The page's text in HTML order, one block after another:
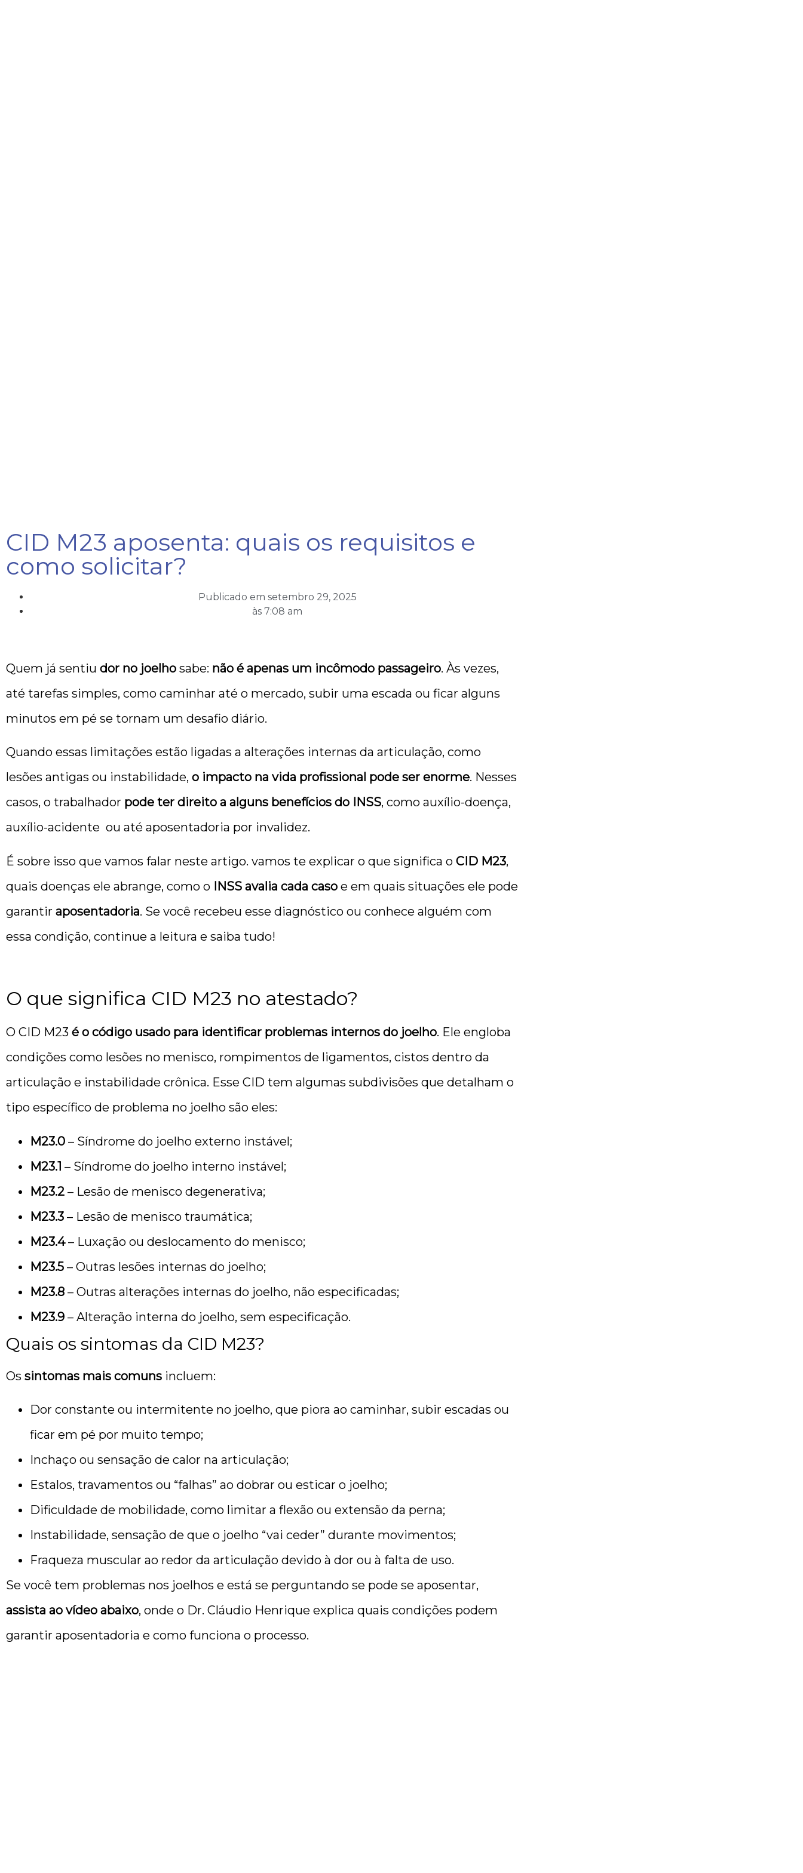
CID M23 aposenta: quais os requisitos e
como solicitar?
Publicado em setembro 29, 2025
às 7:08 am
Quem já sentiu dor no joelho sabe: não é apenas um incômodo passageiro. Às vezes,
até tarefas simples, como caminhar até o mercado, subir uma escada ou ficar alguns
minutos em pé se tornam um desafio diário.
Quando essas limitações estão ligadas a alterações internas da articulação, como
lesões antigas ou instabilidade, o impacto na vida profissional pode ser enorme. Nesses
casos, o trabalhador pode ter direito a alguns benefícios do INSS, como auxílio-doença,
auxílio-acidente ou até aposentadoria por invalidez.
É sobre isso que vamos falar neste artigo. vamos te explicar o que significa o CID M23,
quais doenças ele abrange, como o INSS avalia cada caso e em quais situações ele pode
garantir aposentadoria. Se você recebeu esse diagnóstico ou conhece alguém com
essa condição, continue a leitura e saiba tudo!
O que significa CID M23 no atestado?
O CID M23 é o código usado para identificar problemas internos do joelho. Ele engloba
condições como lesões no menisco, rompimentos de ligamentos, cistos dentro da
articulação e instabilidade crônica. Esse CID tem algumas subdivisões que detalham o
tipo específico de problema no joelho são eles:
M23.0 – Síndrome do joelho externo instável;
M23.1 – Síndrome do joelho interno instável;
M23.2 – Lesão de menisco degenerativa;
M23.3 – Lesão de menisco traumática;
M23.4– Luxação ou deslocamento do menisco;
M23.5 – Outras lesões internas do joelho;
M23.8 – Outras alterações internas do joelho, não especificadas;
M23.9 – Alteração interna do joelho, sem especificação.
Quais os sintomas da CID M23?
Os sintomas mais comuns incluem:
Dor constante ou intermitente no joelho, que piora ao caminhar, subir escadas ou
ficar em pé por muito tempo;
Inchaço ou sensação de calor na articulação;
Estalos, travamentos ou “falhas” ao dobrar ou esticar o joelho;
Dificuldade de mobilidade, como limitar a flexão ou extensão da perna;
Instabilidade, sensação de que o joelho “vai ceder” durante movimentos;
Fraqueza muscular ao redor da articulação devido à dor ou à falta de uso.
Se você tem problemas nos joelhos e está se perguntando se pode se aposentar,
assista ao vídeo abaixo, onde o Dr. Cláudio Henrique explica quais condições podem
garantir aposentadoria e como funciona o processo.